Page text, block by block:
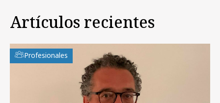
Artículos recientes
Profesionales